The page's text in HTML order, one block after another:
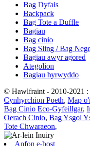
Bag Dyfais
Backpack
Bag Tote a Duffle
Bagiau
Bag cinio
Bag Sling / Bag
Bagiau awyr agored
Ategolion
Bagiau hyrwyddo
© Hawlfraint - 2010-2021
Cynhyrchion Poeth, Map
Bag Cinio Eco-Gyfeillgar,
Oerach Cinio, Bag Ysgol
Tote Chwaraeon,
Anfon e-bost